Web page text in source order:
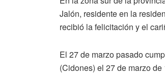
Jalón, residente en la
recibió la felicitación y el
El 27 de marzo pasado
(Cidones) el 27 de marzo